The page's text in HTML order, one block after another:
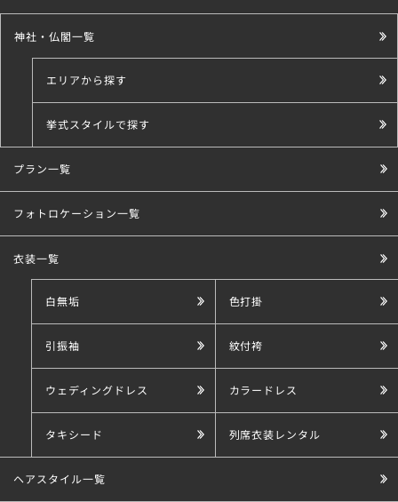
神社・仏閣一覧
エリアから探す
挙式スタイルで探す
こだわり条件で探す
プラン一覧
フォトロケーション一覧
衣装一覧
白無垢 色打掛
引振袖 紋付袴
ウェディングドレス カラードレス
タキシード 列席衣装レンタル
ヘアスタイル一覧